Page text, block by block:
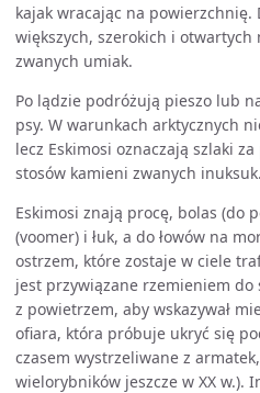
kajak wracając na powierzchnię.
większych, szerokich i otwartych
zwanych umiak.
Po lądzie podróżują pieszo lub
psy. W warunkach arktycznych
lecz Eskimosi oznaczają szlaki
stosów kamieni zwanych inuksuk.
Eskimosi znają procę, bolas (do
(voomer) i łuk, a do łowów na
ostrzem, które zostaje w ciele
jest przywiązane rzemieniem do
z powietrzem, aby wskazywał
ofiara, która próbuje ukryć się
czasem wystrzeliwane z
wielorybników jeszcze w XX w.).